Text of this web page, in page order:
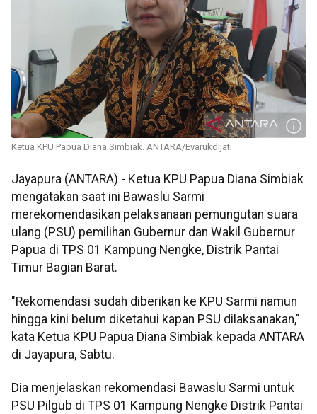
Ketua KPU Papua Diana Simbiak. ANTARA/Evarukdijati
Jayapura (ANTARA) - Ketua KPU Papua Diana Simbiak
mengatakan saat ini Bawaslu Sarmi
merekomendasikan pelaksanaan pemungutan suara
ulang (PSU) pemilihan Gubernur dan Wakil Gubernur
Papua di TPS 01 Kampung Nengke, Distrik Pantai
Timur Bagian Barat.
"Rekomendasi sudah diberikan ke KPU Sarmi namun
hingga kini belum diketahui kapan PSU dilaksanakan,"
kata Ketua KPU Papua Diana Simbiak kepada ANTARA
di Jayapura, Sabtu.
Dia menjelaskan rekomendasi Bawaslu Sarmi untuk
PSU Pilgub di TPS 01 Kampung Nengke Distrik Pantai